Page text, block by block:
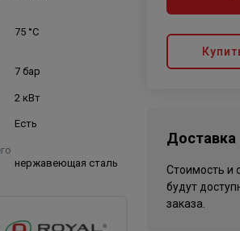
75 °C
7 бар
2 кВт
Есть
нержавеющая сталь
Доставка
Стоимость и
будут
заказа.